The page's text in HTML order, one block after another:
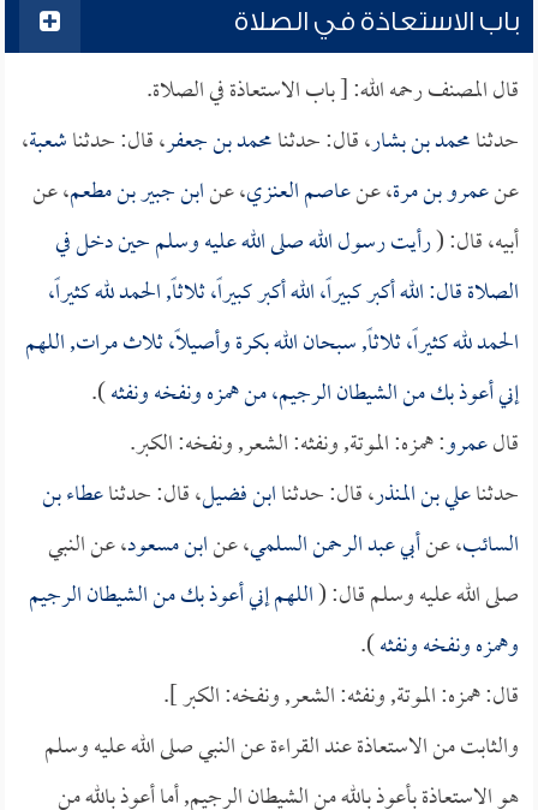
باب الاستعاذة في الصلاة
قال المصنف رحمه الله: [ باب الاستعاذة في الصلاة.
حدثنامحمد بن بشار، قال: حدثنامحمد بن جعفر، قال: حدثناشعبة،
عنعمرو بن مرة، عنعاصم العنزي، عنابن جبير بن مطعم، عن
أبيه، قال: (رأيت رسول الله صلى الله عليه وسلم حين دخل في
الصلاة قال: الله أكبر كبيراً، الله أكبر كبيراً، ثلاثاً, الحمد لله كثيراً،
الحمد لله كثيراً، ثلاثاً, سبحان الله بكرة وأصيلاً، ثلاث مرات, اللهم
إني أعوذ بك من الشيطان الرجيم، من همزه ونفخه ونفثه).
قالعمرو: همزه: الموتة, ونفثه: الشعر, ونفخه: الكبر.
حدثناعلي بن المنذر، قال: حدثناابن فضيل، قال: حدثناعطاء بن
السائب، عنأبي عبد الرحمن السلمي، عنابن مسعود، عن النبي
صلى الله عليه وسلم قال: (اللهم إني أعوذ بك من الشيطان الرجيم
وهمزه ونفخه ونفثه).
قال: همزه: الموتة, ونفثه: الشعر, ونفخه: الكبر ].
والثابت من الاستعاذة عند القراءة عن النبي صلى الله عليه وسلم
هو الاستعاذة بأعوذ بالله من الشيطان الرجيم, أما أعوذ بالله من